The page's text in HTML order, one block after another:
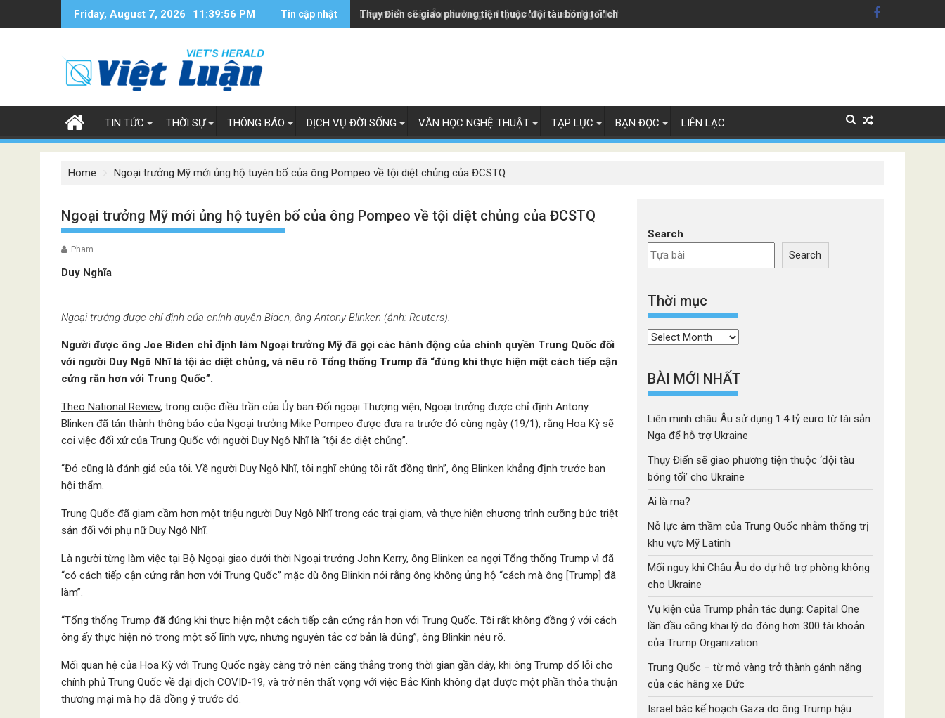
Friday, August 7, 2026 11:39:56 PM Tin cập nhật Liên minh châu Âu sử dụng 1.4 tỷ euro từ tài sản Nga để hỗ trợ Ukraine
Thụy Điển sẽ giao phương tiện thuộc 'đội tàu bóng tối' cho Ukraine
TIN TỨC THỜI SỰ THÔNG BÁO DỊCH VỤ ĐỜI SỐNG VĂN HỌC NGHỆ THUẬT TẠP LỤC BẠN ĐỌC LIÊN LẠC
Home Ngoại trưởng Mỹ mới ủng hộ tuyên bố của ông Pompeo về tội diệt chủng của ĐCSTQ
Ngoại trưởng Mỹ mới ủng hộ tuyên bố của ông Pompeo về tội diệt chủng của ĐCSTQ
Pham
Duy Nghĩa
Ngoại trưởng được chỉ định của chính quyền Biden, ông Antony Blinken (ảnh: Reuters).
Người được ông Joe Biden chỉ định làm Ngoại trưởng Mỹ đã gọi các hành động của chính quyền Trung Quốc đối
với người Duy Ngô Nhĩ là tội ác diệt chủng, và nêu rõ Tổng thống Trump đã “đúng khi thực hiện một cách tiếp cận
cứng rắn hơn với Trung Quốc”.
Theo National Review, trong cuộc điều trần của Ủy ban Đối ngoại Thượng viện, Ngoại trưởng được chỉ định Antony
Blinken đã tán thành thông báo của Ngoại trưởng Mike Pompeo được đưa ra trước đó cùng ngày (19/1), rằng Hoa Kỳ sẽ
coi việc đối xử của Trung Quốc với người Duy Ngô Nhĩ là “tội ác diệt chủng”.
“Đó cũng là đánh giá của tôi. Về người Duy Ngô Nhĩ, tôi nghĩ chúng tôi rất đồng tình”, ông Blinken khẳng định trước ban
hội thẩm.
Trung Quốc đã giam cầm hơn một triệu người Duy Ngô Nhĩ trong các trại giam, và thực hiện chương trình cưỡng bức triệt
sản đối với phụ nữ Duy Ngô Nhĩ.
Là người từng làm việc tại Bộ Ngoại giao dưới thời Ngoại trưởng John Kerry, ông Blinken ca ngợi Tổng thống Trump vì đã
“có cách tiếp cận cứng rắn hơn với Trung Quốc” mặc dù ông Blinkin nói rằng ông không ủng hộ “cách mà ông [Trump] đã
làm”.
“Tổng thống Trump đã đúng khi thực hiện một cách tiếp cận cứng rắn hơn với Trung Quốc. Tôi rất không đồng ý với cách
ông ấy thực hiện nó trong một số lĩnh vực, nhưng nguyên tắc cơ bản là đúng”, ông Blinkin nêu rõ.
Mối quan hệ của Hoa Kỳ với Trung Quốc ngày càng trở nên căng thẳng trong thời gian gần đây, khi ông Trump đổ lỗi cho
chính phủ Trung Quốc về đại dịch COVID-19, và trở nên thất vọng với việc Bắc Kinh không đạt được một phần thỏa thuận
thương mại mà họ đã đồng ý trước đó.
Search
Search
Thời mục
Thời
BÀI MỚI NHẤT
Liên minh châu Âu sử dụng 1.4 tỷ euro từ tài sản
Nga để hỗ trợ Ukraine
Thụy Điển sẽ giao phương tiện thuộc ‘đội tàu
bóng tối’ cho Ukraine
Ai là ma?
Nỗ lực âm thầm của Trung Quốc nhằm thống trị
khu vực Mỹ Latinh
Mối nguy khi Châu Âu do dự hỗ trợ phòng không
cho Ukraine
Vụ kiện của Trump phản tác dụng: Capital One
lần đầu công khai lý do đóng hơn 300 tài khoản
của Trump Organization
Trung Quốc – từ mỏ vàng trở thành gánh nặng
của các hãng xe Đức
Israel bác kế hoạch Gaza do ông Trump hậu